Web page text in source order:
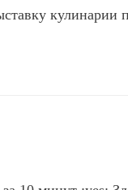
кулинарии